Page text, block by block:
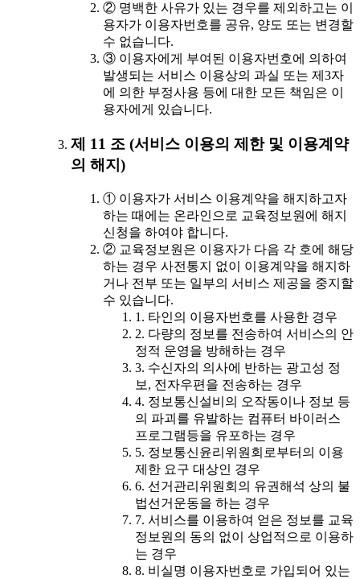
② 명백한 사유가 있는 경우를 제외하고는 이
용자가 이용자번호를 공유, 양도 또는 변경할
수 없습니다.
③ 이용자에게 부여된 이용자번호에 의하여
발생되는 서비스 이용상의 과실 또는 제3자
에 의한 부정사용 등에 대한 모든 책임은 이
용자에게 있습니다.
제 11 조 (서비스 이용의 제한 및 이용계약
의 해지)
① 이용자가 서비스 이용계약을 해지하고자
하는 때에는 온라인으로 교육정보원에 해지
신청을 하여야 합니다.
② 교육정보원은 이용자가 다음 각 호에 해당
하는 경우 사전통지 없이 이용계약을 해지하
거나 전부 또는 일부의 서비스 제공을 중지할
수 있습니다.
1. 타인의 이용자번호를 사용한 경우
2. 다량의 정보를 전송하여 서비스의 안
정적 운영을 방해하는 경우
3. 수신자의 의사에 반하는 광고성 정
보, 전자우편을 전송하는 경우
4. 정보통신설비의 오작동이나 정보 등
의 파괴를 유발하는 컴퓨터 바이러스
프로그램등을 유포하는 경우
5. 정보통신윤리위원회로부터의 이용
제한 요구 대상인 경우
6. 선거관리위원회의 유권해석 상의 불
법선거운동을 하는 경우
7. 서비스를 이용하여 얻은 정보를 교육
정보원의 동의 없이 상업적으로 이용하
는 경우
8. 비실명 이용자번호로 가입되어 있는